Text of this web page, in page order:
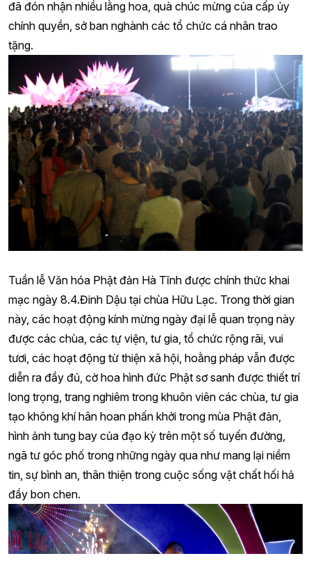
khăn, ổn định cuộc sống, bảo vệ khối đại đoàn kết toàn
dân tộc.Phó Chủ tịch UBND tỉnh mong rằng, Ban Trị sự
Giáo hội Phật giáo Việt Nam tỉnh sẽ tiếp tục nỗ lực hoằng
pháp hỗ trợ Tăng ni, phật tử trong các hoạt động ích đạo
lợi đời và có nhiều cống hiến hơn nữa cho sự nghiệp phụng
sự Tổ quốc, phụng sự nhân dân, phụng sự đạo pháp góp
phần xây dựng xã hội an lành, phồn vinh, hạnh phúc; chúc
Đại hội đại biểu Phật giáo Việt Nam tỉnh Hà Tĩnh lần thứ 3
và Đại hội đại biểu Phật giáo Việt Nam lần thứ 8 (nhiệm kỳ
2017-2022) sắp tới thành công tốt đẹp.Dịp này, BTC cũng
đã đón nhận nhiều lằng hoa, quà chúc mừng của cấp ủy
chính quyền, sở ban nghành các tổ chức cá nhân trao
tặng.
Tuần lễ Văn hóa Phật đản Hà Tĩnh được chính thức khai
mạc ngày 8.4.Đinh Dậu tại chùa Hữu Lạc. Trong thời gian
này, các hoạt động kính mừng ngày đại lễ quan trọng này
được các chùa, các tự viện, tư gia, tổ chức rộng rãi, vui
tươi, các hoạt động từ thiện xã hội, hoằng pháp vẫn được